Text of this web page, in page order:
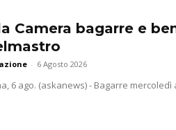
Camera bagarre e
- 6 Agosto 2026
6 ago. (askanews) - Bagarre